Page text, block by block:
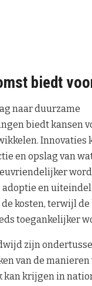
biedt
naar duurzame
biedt kansen
Innovaties
en opslag van
en
kosten, terwijl
toegankelijker
zijn
van de manieren
kan krijgen in